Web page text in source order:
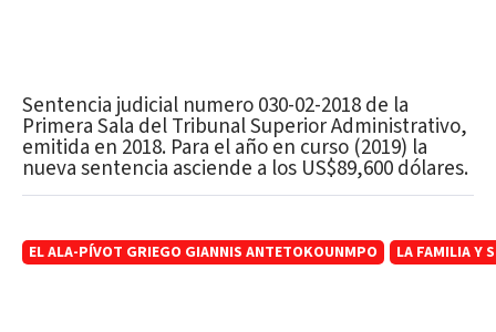
Sentencia judicial numero 030-02-2018 de la
Primera Sala del Tribunal Superior Administrativo,
emitida en 2018. Para el año en curso (2019) la
nueva sentencia asciende a los US$89,600 dólares.
EL ALA-PÍVOT GRIEGO GIANNIS ANTETOKOUNMPO LA FAMILIA Y